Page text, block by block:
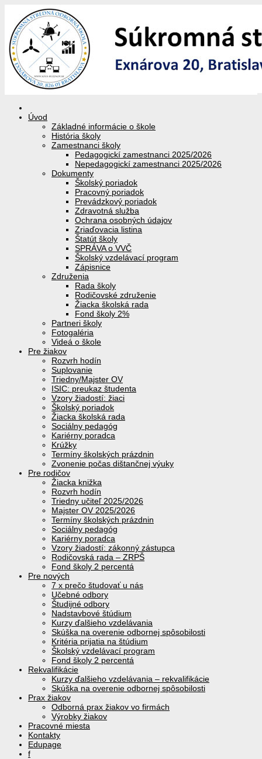
Úvod
Základné informácie o škole
História školy
Zamestnanci školy
Pedagogickí zamestnanci 2025/2026
Nepedagogickí zamestnanci 2025/2026
Dokumenty
Školský poriadok
Pracovný poriadok
Prevádzkový poriadok
Zdravotná služba
Ochrana osobných údajov
Zriaďovacia listina
Štatút školy
SPRÁVA o VVČ
Školský vzdelávací program
Zápisnice
Združenia
Rada školy
Rodičovské združenie
Žiacka školská rada
Fond školy 2%
Partneri školy
Fotogaléria
Videá o škole
Pre žiakov
Rozvrh hodín
Suplovanie
Triedny/Majster OV
ISIC: preukaz študenta
Vzory žiadostí: žiaci
Školský poriadok
Žiacka školská rada
Sociálny pedagóg
Kariérny poradca
Krúžky
Termíny školských prázdnin
Zvonenie počas dištančnej výuky
Pre rodičov
Žiacka knižka
Rozvrh hodín
Triedny učiteľ 2025/2026
Majster OV 2025/2026
Termíny školských prázdnin
Sociálny pedagóg
Kariérny poradca
Vzory žiadostí: zákonný zástupca
Rodičovská rada – ZRPŠ
Fond školy 2 percentá
Pre nových
7 x prečo študovať u nás
Učebné odbory
Študijné odbory
Nadstavbové štúdium
Kurzy ďalšieho vzdelávania
Skúška na overenie odbornej spôsobilosti
Kritéria prijatia na štúdium
Školský vzdelávací program
Fond školy 2 percentá
Rekvalifikácie
Kurzy ďalšieho vzdelávania – rekvalifikácie
Skúška na overenie odbornej spôsobilosti
Prax žiakov
Odborná prax žiakov vo firmách
Výrobky žiakov
Pracovné miesta
Kontakty
Edupage
f